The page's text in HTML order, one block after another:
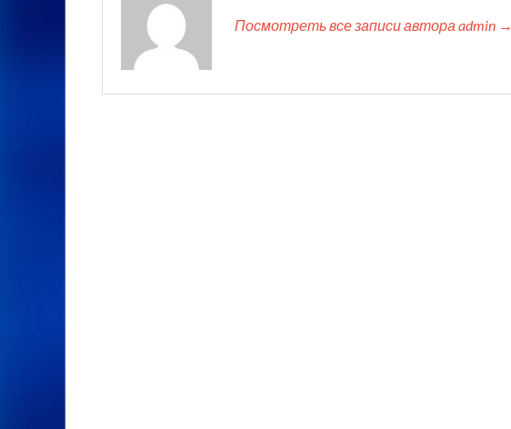
Посмотреть все записи автора admin →